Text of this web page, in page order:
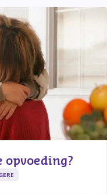
opvoeding?